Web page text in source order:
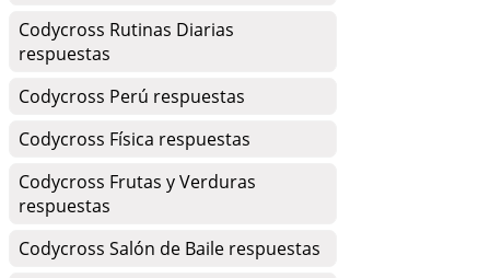
Codycross Rutinas Diarias
respuestas
Codycross Perú respuestas
Codycross Física respuestas
Codycross Frutas y Verduras
respuestas
Codycross Salón de Baile respuestas